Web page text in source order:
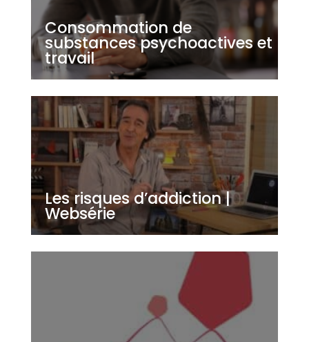
Consommation de
substances psychoactives et
travail
Les risques d’addiction |
Websérie